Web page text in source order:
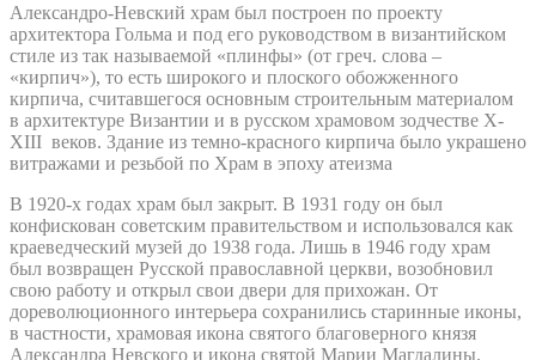
Александро-Невский храм был построен по проекту
архитектора Гольма и под его руководством в византийском
стиле из так называемой «плинфы» (от греч. слова –
«кирпич»), то есть широкого и плоского обожженного
кирпича, считавшегося основным строительным материалом
в архитектуре Византии и в русском храмовом зодчестве X-
XIII веков. Здание из темно-красного кирпича было украшено
витражами и резьбой по Храм в эпоху атеизма
В 1920-х годах храм был закрыт. В 1931 году он был
конфискован советским правительством и использовался как
краеведческий музей до 1938 года. Лишь в 1946 году храм
был возвращен Русской православной церкви, возобновил
свою работу и открыл свои двери для прихожан. От
дореволюционного интерьера сохранились старинные иконы,
в частности, храмовая икона святого благоверного князя
Александра Невского и икона святой Марии Магдалины.